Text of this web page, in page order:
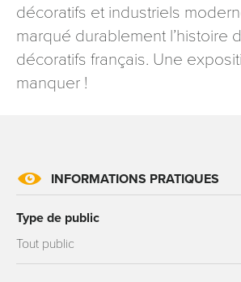
décoratifs et industriels
marqué durablement l’histoire
décoratifs français. Une
manquer !
INFORMATIONS PRATIQUES
Type de public
Tout public